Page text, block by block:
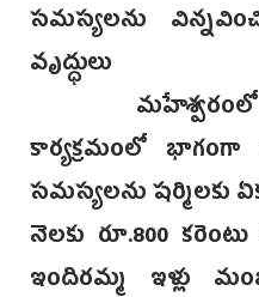
సమస్యలను
వృద్ధులు
మహేశ్వరంలో
కార్యక్రమంలో
సమస్యలను షర్మిలకు
నెలకు రూ.800
ఇందిరమ్మ ఇళ్లు